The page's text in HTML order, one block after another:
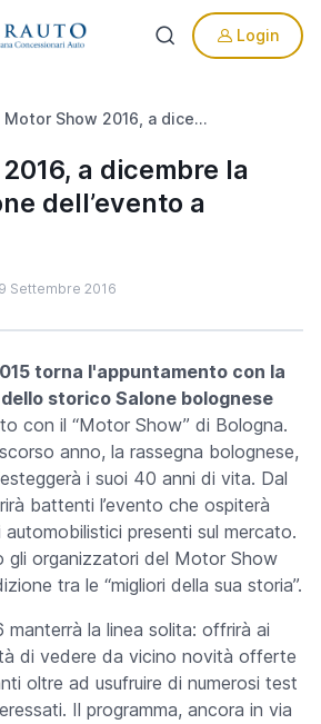
Login
Motor Show 2016, a dicembre la nuova edizione dell’evento a Bologna
a dicembre la
dell’evento a
Settembre 2016
torna l'appuntamento con la
storico Salone bolognese
con il “Motor Show” di Bologna.
anno, la rassegna bolognese,
i suoi 40 anni di vita. Dal
battenti l’evento che ospiterà
presenti sul mercato.
gli organizzatori del Motor Show
tra le “migliori della sua storia”.
la linea solita: offrirà ai
di vedere da vicino novità offerte
oltre ad usufruire di numerosi test
Il programma, ancora in via